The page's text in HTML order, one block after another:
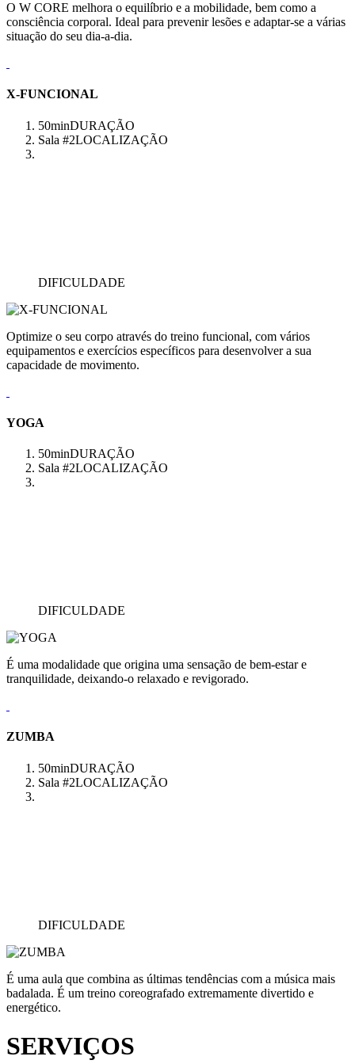
O W CORE melhora o equilíbrio e a mobilidade, bem como a
consciência corporal. Ideal para prevenir lesões e adaptar-se a várias
situação do seu dia-a-dia.
X-FUNCIONAL
50minDURAÇÃO
Sala #2LOCALIZAÇÃO
DIFICULDADE
Optimize o seu corpo através do treino funcional, com vários
equipamentos e exercícios específicos para desenvolver a sua
capacidade de movimento.
YOGA
50minDURAÇÃO
Sala #2LOCALIZAÇÃO
DIFICULDADE
É uma modalidade que origina uma sensação de bem-estar e
tranquilidade, deixando-o relaxado e revigorado.
ZUMBA
50minDURAÇÃO
Sala #2LOCALIZAÇÃO
DIFICULDADE
É uma aula que combina as últimas tendências com a música mais
badalada. É um treino coreografado extremamente divertido e
energético.
SERVIÇOS